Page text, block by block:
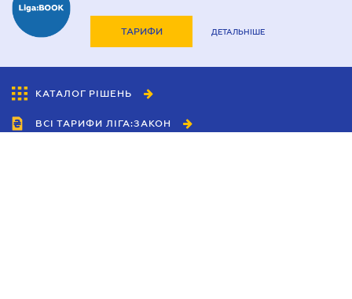
ТАРИФИ ДЕТАЛЬНІШЕ
КАТАЛОГ РІШЕНЬ
ВСІ ТАРИФИ ЛІГА:ЗАКОН